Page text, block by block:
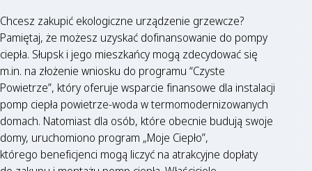
Chcesz zakupić ekologiczne urządzenie grzewcze?
Pamiętaj, że możesz uzyskać dofinansowanie do pompy
ciepła. Słupsk i jego mieszkańcy mogą zdecydować się
m.in. na złożenie wniosku do programu “Czyste
Powietrze”, który oferuje wsparcie finansowe dla instalacji
pomp ciepła powietrze-woda w termomodernizowanych
domach. Natomiast dla osób, które obecnie budują swoje
domy, uruchomiono program „Moje Ciepło”,
którego beneficjenci mogą liczyć na atrakcyjne dopłaty